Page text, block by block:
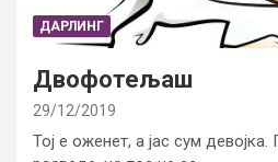
ДАРЛИНГ
Двофотељаш
29/12/2019
Тој е оженет, а јас сум